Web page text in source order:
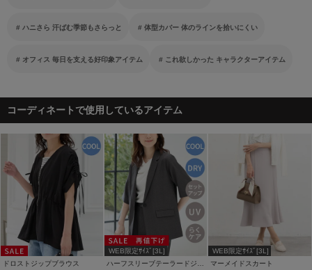
ハニさら 汗ばむ季節もさらっと 体型カバー 体のラインを拾いにくい
オフィス 毎日を支える好印象アイテム これ欲しかった キャラクターアイテム
コーディネートで使用しているアイテム
ドロストジップブラウス
WEB限定ｻｲｽﾞ[3L]
WEB限定ｻｲｽﾞ[3L]
マーメイドスカート